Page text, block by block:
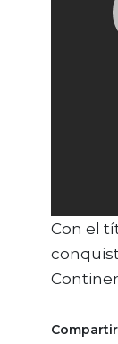
Con el